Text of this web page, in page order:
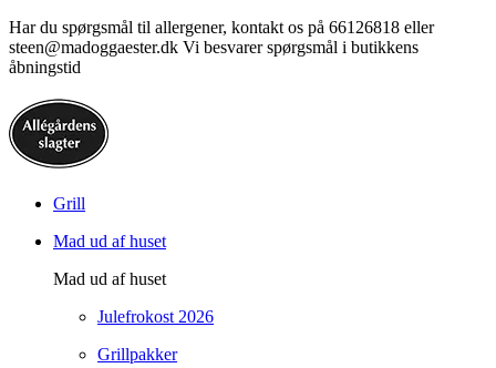
Har du spørgsmål til allergener, kontakt os på 66126818 eller
steen@madoggaester.dk Vi besvarer spørgsmål i butikkens
åbningstid
Grill
Mad ud af huset
Mad ud af huset
Julefrokost 2026
Grillpakker